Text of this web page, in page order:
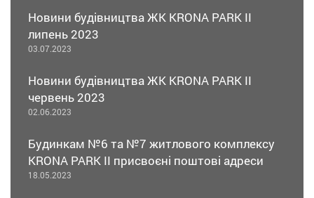
Новини будівництва ЖК KRONA PARK II
липень 2023
03.07.2023
Новини будівництва ЖК KRONA PARK II
червень 2023
02.06.2023
Будинкам №6 та №7 житлового комплексу
KRONA PARK II присвоєні поштові адреси
18.05.2023